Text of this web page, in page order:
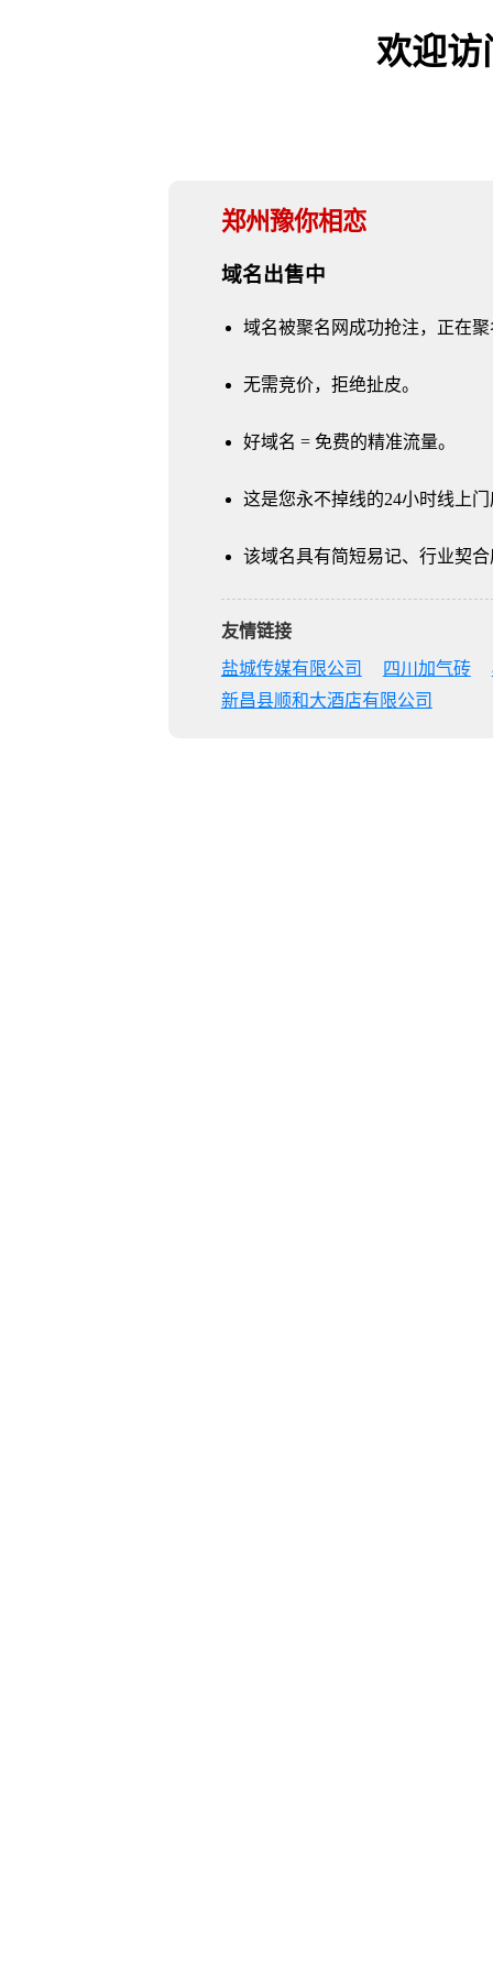
欢迎访
郑州豫你相恋
域名出售中
域名被聚名网成功抢注，正在
无需竞价，拒绝扯皮。
好域名 = 免费的精准流量。
这是您永不掉线的24小时线上
该域名具有简短易记、行业契
友情链接
盐城传媒有限公司
四川加气砖
新昌县顺和大酒店有限公司